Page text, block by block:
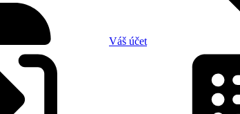
Váš účet